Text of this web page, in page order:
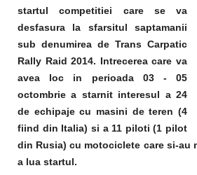
startul competitiei care se va
desfasura la sfarsitul saptamanii
sub denumirea de Trans Carpatic
Rally Raid 2014. Intrecerea care va
avea loc in perioada 03 - 05
octombrie a starnit interesul a 24
de echipaje cu masini de teren (4
fiind din Italia) si a 11 piloti (1 pilot
din Rusia) cu motociclete care si-au
a lua startul.